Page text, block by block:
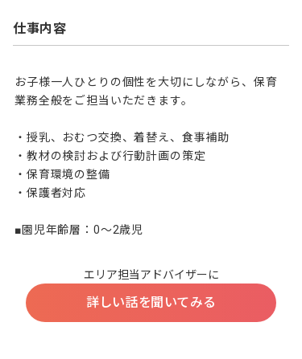
仕事内容
お子様一人ひとりの個性を大切にしながら、保育
業務全般をご担当いただきます。
・授乳、おむつ交換、着替え、食事補助
・教材の検討および行動計画の策定
・保育環境の整備
・保護者対応
■園児年齢層：0～2歳児
エリア担当アドバイザーに
詳しい話を聞いてみる